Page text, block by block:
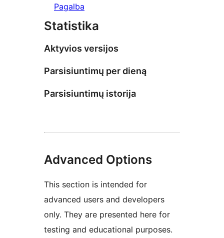
Pagalba
Statistika
Aktyvios versijos
Parsisiuntimų per dieną
Parsisiuntimų istorija
Advanced Options
This section is intended for
advanced users and developers
only. They are presented here for
testing and educational purposes.